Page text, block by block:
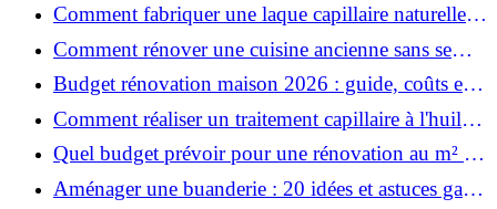
Comment fabriquer une laque capillaire naturelle
maison ?
Comment rénover une cuisine ancienne sans se
ruiner ?
Budget rénovation maison 2026 : guide, coûts et
astuces
Comment réaliser un traitement capillaire à l'huile
maison efficace ?
Quel budget prévoir pour une rénovation au m² en
2026 ?
Aménager une buanderie : 20 idées et astuces gain